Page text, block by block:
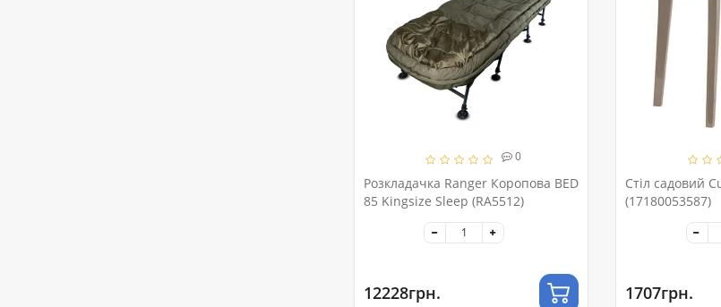
0
Розкладачка Ranger Коропова BED
85 Kingsize Sleep (RA5512)
12228грн.
Стіл садовий
(17180053587)
1707грн.